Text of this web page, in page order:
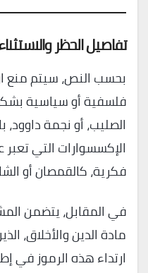
تفاصيل الحظر
بحسب النص، سيتم منع
فلسفية أو سياسية
الصليب، أو نجمة داوود،
الإكسسوارات التي
فكرية، كالقمصان أو
في المقابل، يتضمن
مادة الدين والأخلاق،
ارتداء هذه الرموز في